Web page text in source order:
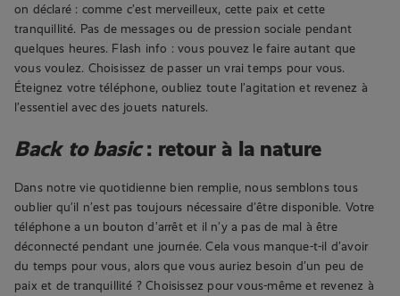
on déclaré : comme c’est merveilleux, cette paix et cette
tranquillité. Pas de messages ou de pression sociale pendant
quelques heures. Flash info : vous pouvez le faire autant que
vous voulez. Choisissez de passer un vrai temps pour vous.
Éteignez votre téléphone, oubliez toute l’agitation et revenez à
l’essentiel avec des jouets naturels.
Back to basic: retour à la nature
Dans notre vie quotidienne bien remplie, nous semblons tous
oublier qu’il n’est pas toujours nécessaire d’être disponible. Votre
téléphone a un bouton d’arrêt et il n’y a pas de mal à être
déconnecté pendant une journée. Cela vous manque-t-il d’avoir
du temps pour vous, alors que vous auriez besoin d’un peu de
paix et de tranquillité ? Choisissez pour vous-même et revenez à